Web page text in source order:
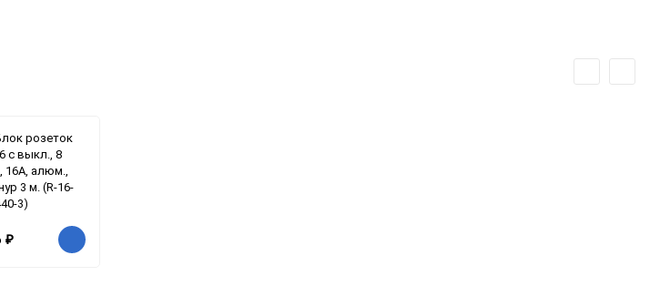
розеток
с выкл., 8
16A, алюм.,
3 м. (R-16-
3)
₽